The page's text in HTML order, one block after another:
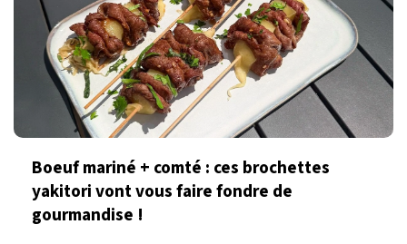
Boeuf mariné + comté : ces brochettes
yakitori vont vous faire fondre de
gourmandise !